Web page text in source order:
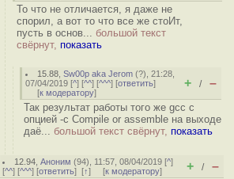
То что не отличается, я даже не
спорил, а вот то что все же стоИт,
пусть в основ... большой текст
свёрнут, показать
15.88 ,Sw00p aka Jerom (?), 21:28,
07/04/2019 [^] [^^] [^^^] [ответить]
[к модератору]
+ / –
Так результат работы того же gcc с
опцией -c Compile or assemble на выходе
даё... большой текст свёрнут, показать
12.94 ,Аноним (94), 11:57, 08/04/2019 [^]
[^^] [^^^] [ответить] [↑] [к модератору] + / –